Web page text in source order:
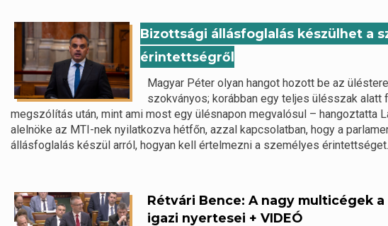
Bizottsági állásfoglalás készülhet a
érintettségről
Magyar Péter olyan hangot hozott be az
szokványos; korábban egy teljes ülésszak
megszólítás után, mint ami most egy ülésnapon megvalósul – hangoztatta
alelnöke az MTI-nek nyilatkozva hétfőn, azzal kapcsolatban, hogy a
állásfoglalás készül arról, hogyan kell értelmezni a személyes érintettséget.
Rétvári Bence: A nagy multicégek
igazi nyertesei + VIDEÓ